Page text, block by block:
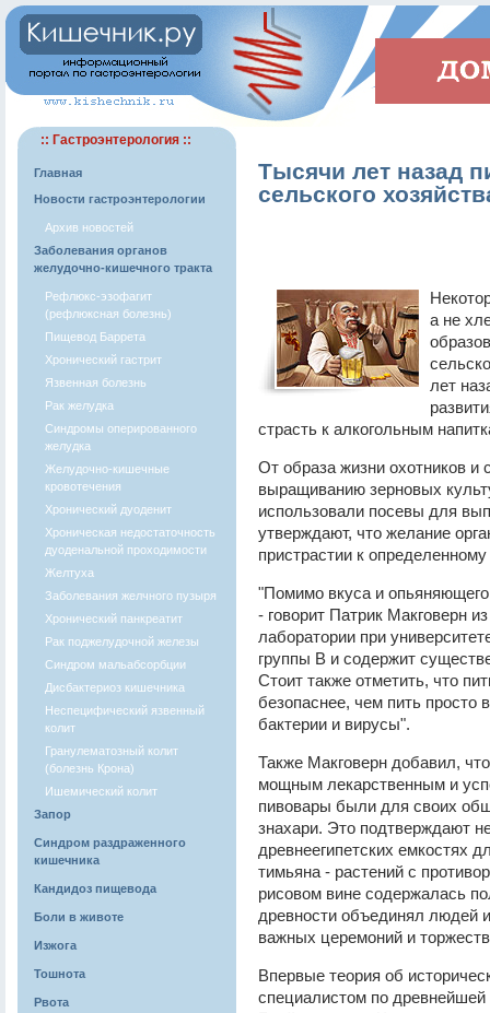
:: Гастроэнтерология ::
Главная
Новости гастроэнтерологии
Архив новостей
Заболевания органов
желудочно-кишечного тракта
Рефлюкс-эзофагит
(рефлюксная болезнь)
Пищевод Баррета
Хронический гастрит
Язвенная болезнь
Рак желудка
Синдромы оперированного
желудка
Желудочно-кишечные
кровотечения
Хронический дуоденит
Хроническая недостаточность
дуоденальной проходимости
Желтуха
Заболевания желчного пузыря
Хронический панкреатит
Рак поджелудочной железы
Синдром мальабсорбции
Дисбактериоз кишечника
Неспецифический язвенный
колит
Гранулематозный колит
(болезнь Крона)
Ишемический колит
Запор
Синдром раздраженного
кишечника
Кандидоз пищевода
Боли в животе
Изжога
Тошнота
Рвота
Тысячи лет назад
сельского
а не
лет
страсть к алкогольным
От образа жизни охотников
выращиванию зерновых
использовали посевы для
утверждают, что желание
пристрастии к определенному
"Помимо вкуса и
- говорит Патрик Макговерн
лаборатории при
группы B и содержит
Стоит также отметить, что
безопаснее, чем пить просто
бактерии и вирусы".
Также Макговерн добавил,
мощным лекарственным и
пивовары были для своих
знахари. Это подтверждают
древнеегипетских
тимьяна - растений с
рисовом вине содержалась
древности объединял людей
важных церемоний и
Впервые теория об
специалистом по